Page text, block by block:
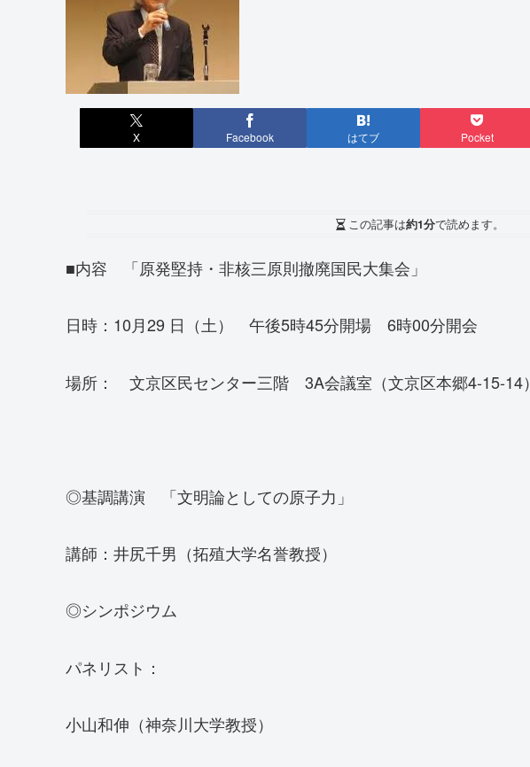
X Facebook はてブ Pocket
この記事は約1分で読めます。
■内容 「原発堅持・非核三原則撤廃国民大集会」
日時：10月29 日（土） 午後5時45分開場 6時00分開会
場所： 文京区民センター三階 3A会議室（文京区本郷4-15-14）
◎基調講演 「文明論としての原子力」
講師：井尻千男（拓殖大学名誉教授）
◎シンポジウム
パネリスト：
小山和伸（神奈川大学教授）